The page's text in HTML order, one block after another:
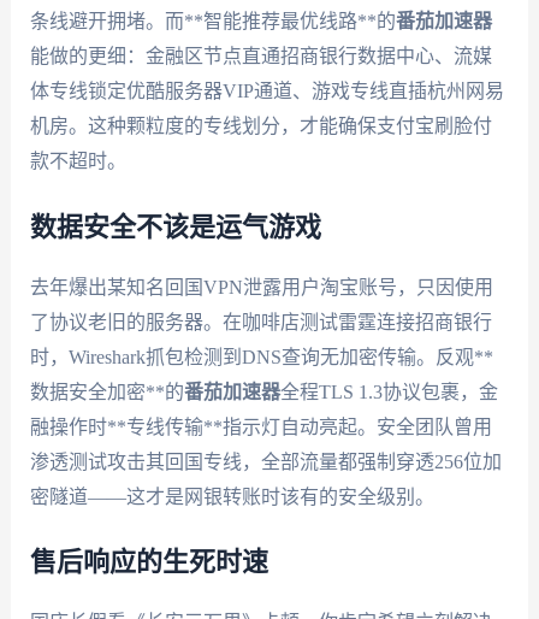
条线避开拥堵。而**智能推荐最优线路**的番茄加速器
能做的更细：金融区节点直通招商银行数据中心、流媒
体专线锁定优酷服务器VIP通道、游戏专线直插杭州网易
机房。这种颗粒度的专线划分，才能确保支付宝刷脸付
款不超时。
数据安全不该是运气游戏
去年爆出某知名回国VPN泄露用户淘宝账号，只因使用
了协议老旧的服务器。在咖啡店测试雷霆连接招商银行
时，Wireshark抓包检测到DNS查询无加密传输。反观**
数据安全加密**的番茄加速器全程TLS 1.3协议包裹，金
融操作时**专线传输**指示灯自动亮起。安全团队曾用
渗透测试攻击其回国专线，全部流量都强制穿透256位加
密隧道——这才是网银转账时该有的安全级别。
售后响应的生死时速